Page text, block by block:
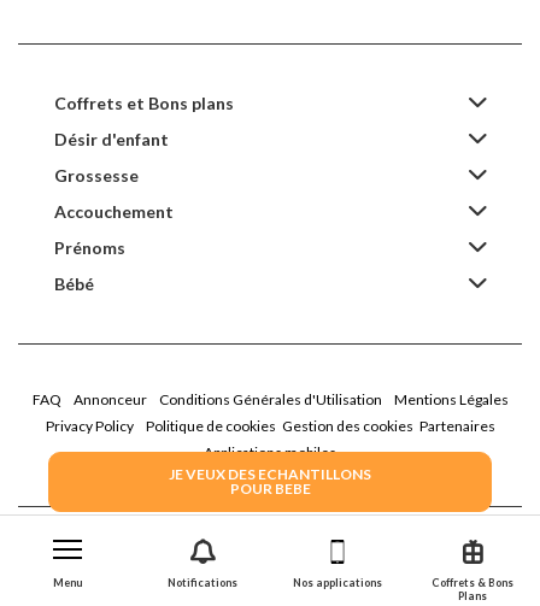
Coffrets & Bons
Plans
Nos applications
Notifications
Menu
JE VEUX DES ECHANTILLONS
POUR BEBE
Coffrets et Bons plans
Désir d'enfant
Grossesse
Accouchement
Prénoms
Bébé
FAQ Annonceur Conditions Générales d'Utilisation
Mentions Légales
Privacy Policy
Politique de cookies Gestion des cookies Partenaires
Applications mobiles
2026 Family Service - La Boîte Rose